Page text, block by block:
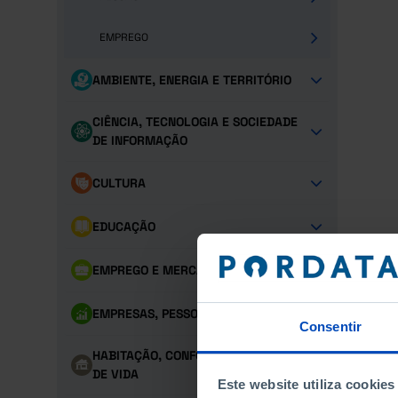
Consentir
Este website utiliza cookies
EMPREGO
AMBIENTE, ENERGIA E TERRITÓRIO
CIÊNCIA, TECNOLOGIA E SOCIEDADE
DE INFORMAÇÃO
CULTURA
EDUCAÇÃO
EMPREGO E MERCADO DE TRABALHO
EMPRESAS, PESSOAL E PRODUTO
HABITAÇÃO, CONFORTO E CONDIÇÕES
DE VIDA